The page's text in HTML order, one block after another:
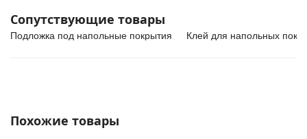
Сопутствующие товары
Подложка под напольные покрытия Клей для напольных
Похожие товары